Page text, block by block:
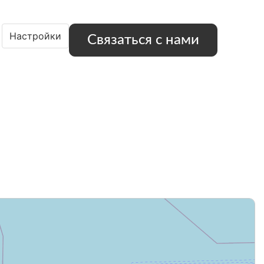
Настройки Связаться с нами